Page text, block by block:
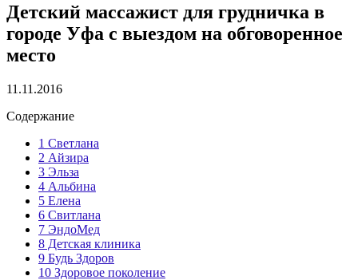
Детский массажист для грудничка в
городе Уфа с выездом на обговоренное
место
11.11.2016
Содержание
1 Светлана
2 Айзира
3 Эльза
4 Альбина
5 Елена
6 Свитлана
7 ЭндоМед
8 Детская клиника
9 Будь Здоров
10 Здоровое поколение